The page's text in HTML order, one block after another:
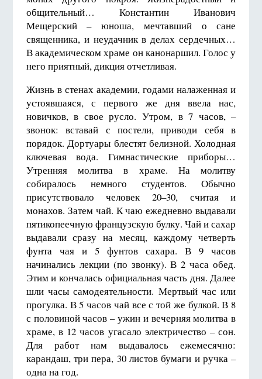
общительный… Константин Иванович
Мещерский – юноша, мечтавший о сане
священника, и неудачник в делах сердечных…
В академическом храме он канонаршил. Голос у
него приятный, дикция отчетливая.
Жизнь в стенах академии, годами налаженная и
устоявшаяся, с первого же дня ввела нас,
новичков, в свое русло. Утром, в 7 часов, –
звонок: вставай с постели, приводи себя в
порядок. Дортуары блестят белизной. Холодная
ключевая вода. Гимнастические приборы…
Утренняя молитва в храме. На молитву
собиралось немного студентов. Обычно
присутствовало человек 20–30, считая и
монахов. Затем чай. К чаю ежедневно выдавали
пятикопеечную французскую булку. Чай и сахар
выдавали сразу на месяц, каждому четверть
фунта чая и 5 фунтов сахара. В 9 часов
начинались лекции (по звонку). В 2 часа обед.
Этим и кончалась официальная часть дня. Далее
шли часы самодеятельности. Мертвый час или
прогулка. В 5 часов чай все с той же булкой. В 8
с половиной часов – ужин и вечерняя молитва в
храме, в 12 часов угасало электричество – сон.
Для работ нам выдавалось ежемесячно:
карандаш, три пера, 30 листов бумаги и ручка –
одна на год.